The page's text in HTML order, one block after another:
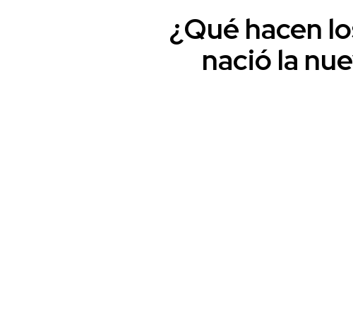
¿Qué hacen
nació la